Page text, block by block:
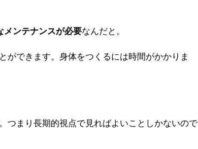
メンテナンスが必要なんだと。
ができます。身体をつくるには時間がかかりま
つまり長期的視点で見ればよいことしかないので